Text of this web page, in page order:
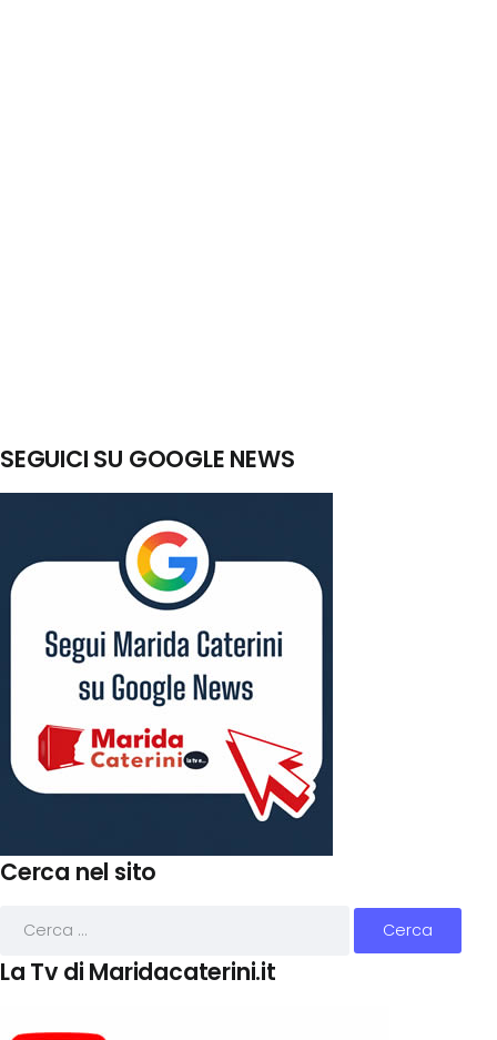
SEGUICI SU GOOGLE NEWS
Cerca nel sito
La Tv di Maridacaterini.it